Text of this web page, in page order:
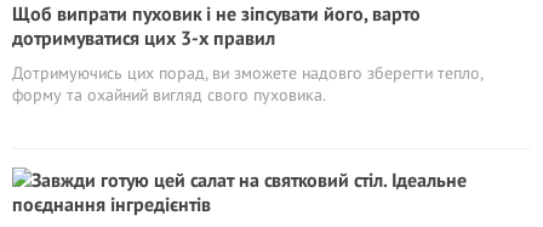
Щоб випрати пуховик і не зіпсувати його, варто
дотримуватися цих 3-х правил
Дотримуючись цих порад, ви зможете надовго зберегти тепло,
форму та охайний вигляд свого пуховика.